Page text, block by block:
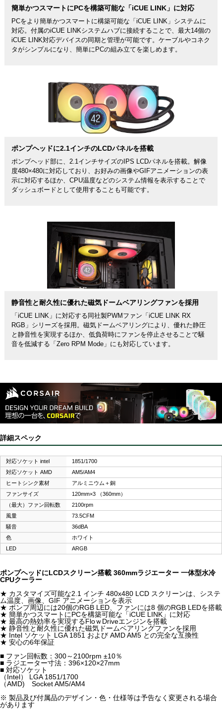
簡単かつスマートにPCを構築可能な「iCUE LINK」に対応
PCをより簡単かつスマートに構築可能な「iCUE LINK」システムに
対応。付属のiCUE LINKシステムハブに接続することで、最大14個の
iCUE LINK対応デバイスの同期と管理が可能です。ケーブルやコネク
タがシンプルになり、簡単にPCの組み立てを楽しめます。
ポンプヘッドに2.1インチのLCDパネルを搭載
ポンプヘッド部に、2.1インチサイズのIPS LCDパネルを搭載。解像
度480×480に対応しており、お好みの画像やGIFアニメーションの表
示に対応するほか、CPU温度などのシステム情報を表示することで
ダッシュボードとして使用することも可能です。
静音性と耐久性に優れた磁気ドームベアリングファンを採用
「iCUE LINK」に対応する同社製PWMファン「iCUE LINK RX
RGB」シリーズを採用。磁気ドームベアリングにより、優れた静圧
と静音性を実現するほか、低負荷時にファンを停止させることで騒
音を低減する「Zero RPM Mode」にも対応しています。
詳細スペック
対応ソケット intel
1851/1700
対応ソケット AMD
AM5/AM4
ヒートシンク素材
アルミニウム＋銅
ファンサイズ
120mm×3 （360mm）
（最大）ファン回転数
2100rpm
風量
73.5CFM
騒音
36dBA
色
ホワイト
LED
ARGB
ポンプヘッドにLCDスクリーン搭載 360mmラジエーター 一体型水冷
CPUクーラー
★ カスタマイズ可能な2.1 インチ 480x480 LCD スクリーンは、システ
ム温度、画像、GIF アニメーションを表示
★ ポンプ周辺には20個のRGB LED、ファンには8 個のRGB LEDを搭載
★ 簡単かつスマートにPCを構築可能な「iCUE LINK」に対応
★ 最高の熱効率を実現するFloｗDriveエンジンを搭載
★ 静音性と耐久性に優れた磁気ドームベアリングファンを採用
★ Intel ソケット LGA 1851 および AMD AM5 との完全な互換性
★ 安心の6年保証
■ ファン回転数：300～2100rpm ±10％
■ ラジエーター寸法：396×120×27mm
■ 対応ソケット
（Intel） LGA 1851/1700
（AMD) Socket AM5/AM4
※ 製品及び付属品のデザイン・色・仕様等は予告なく変更される場合
があります